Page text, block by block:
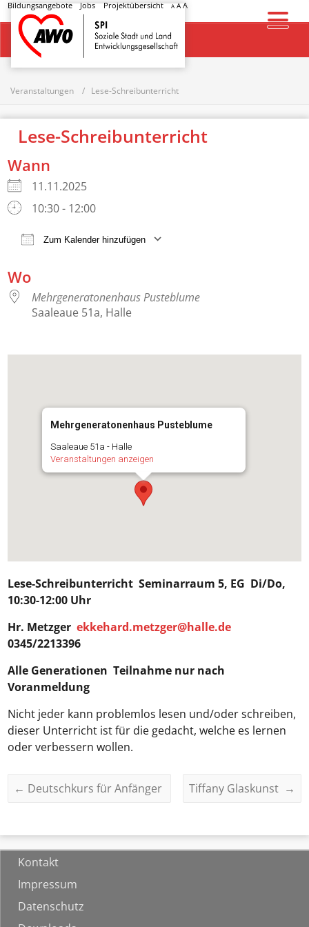
Bildungsangebote Jobs Projektübersicht A AA
Startseite
Veranstaltungen Lese-Schreibunterricht
Lese-Schreibunterricht
Wann
11.11.2025
10:30 - 12:00
Zum Kalender hinzufügen
Wo
Mehrgeneratonenhaus Pusteblume
Saaleaue 51a, Halle
Mehrgeneratonenhaus Pusteblume
Saaleaue 51a - Halle
Veranstaltungen anzeigen
Lese-SchreibunterrichtSeminarraum 5, EG Di/Do,
10:30-12:00 Uhr
Hr. Metzgerekkehard.metzger@halle.de
0345/2213396
Alle GenerationenTeilnahme nur nach
Voranmeldung
Nicht jeder kann problemlos lesen und/oder schreiben,
dieser Unterricht ist für die gedacht, welche es lernen
oder verbessern wollen.
← Deutschkurs für Anfänger Tiffany Glaskunst →
Kontakt
Impressum
Datenschutz